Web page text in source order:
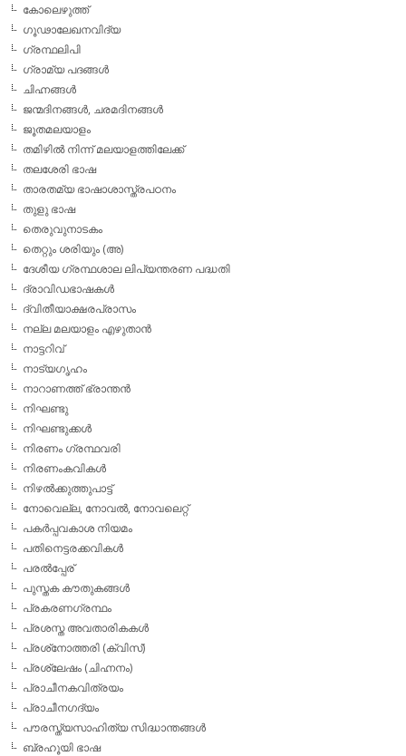
കോലെഴുത്ത്
ഗൂഢാലേഖനവിദ്യ
ഗ്രന്ഥലിപി
ഗ്രാമ്യ പദങ്ങള്‍
ചിഹ്നങ്ങള്‍
ജന്മദിനങ്ങള്‍, ചരമദിനങ്ങള്‍
ജൂതമലയാളം
തമിഴില്‍ നിന്ന് മലയാളത്തിലേക്ക്
തലശേരി ഭാഷ
താരതമ്യ ഭാഷാശാസ്ത്രപഠനം
തുളു ഭാഷ
തെരുവുനാടകം
തെറ്റും ശരിയും (അ)
ദേശീയ ഗ്രന്ഥശാല ലിപ്യന്തരണ പദ്ധതി
ദ്രാവിഡഭാഷകള്‍
ദ്വിതീയാക്ഷരപ്രാസം
നല്ല മലയാളം എഴുതാന്‍
നാട്ടറിവ്
നാട്യഗൃഹം
നാറാണത്ത് ഭ്രാന്തന്‍
നിഘണ്ടു
നിഘണ്ടുക്കള്‍
നിരണം ഗ്രന്ഥവരി
നിരണംകവികള്‍
നിഴല്‍ക്കുത്തുപാട്ട്
നോവെല്ല, നോവല്‍, നോവലെറ്റ്
പകര്‍പ്പവകാശ നിയമം
പതിനെട്ടരക്കവികള്‍
പരല്‍പ്പേര്
പുസ്തക കൗതുകങ്ങള്‍
പ്രകരണഗ്രന്ഥം
പ്രശസ്ത അവതാരികകള്‍
പ്രശ്‌നോത്തരി (ക്വിസ്)
പ്രശ്ലേഷം (ചിഹ്നനം)
പ്രാചീനകവിത്രയം
പ്രാചീനഗദ്യം
പൗരസ്ത്യസാഹിത്യ സിദ്ധാന്തങ്ങള്‍
ബ്രഹൂയി ഭാഷ